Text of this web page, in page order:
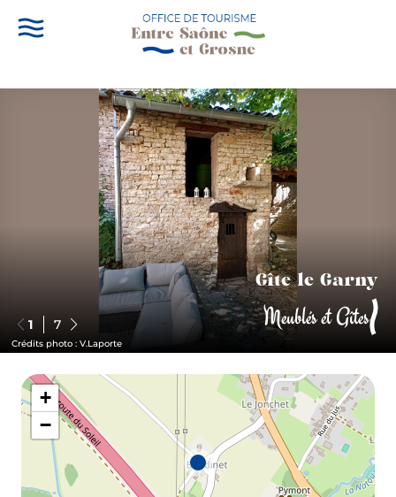
Crédits photo : V.Laporte
Gîte le Garny
Meublés et Gîtes
1 7
+
−